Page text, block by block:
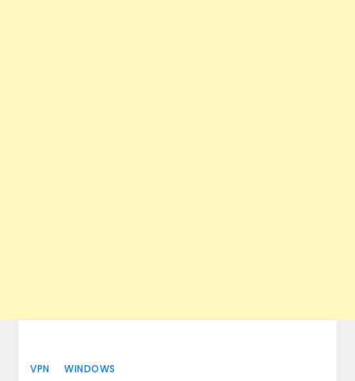
VPN WINDOWS